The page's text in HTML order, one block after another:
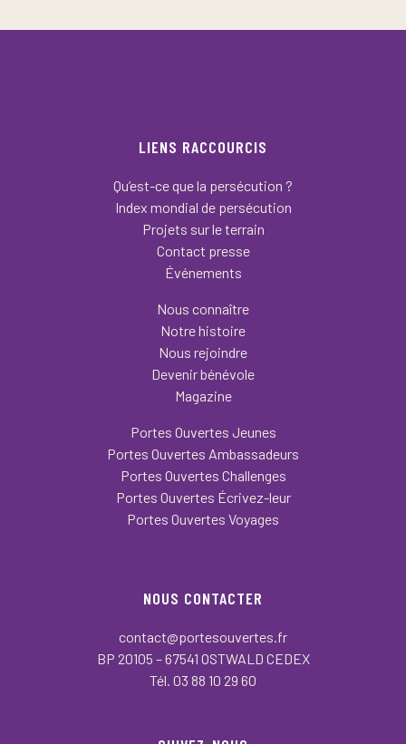
LIENS RACCOURCIS
Qu’est-ce que la persécution ?
Index mondial de persécution
Projets sur le terrain
Contact presse
Événements
Nous connaître
Notre histoire
Nous rejoindre
Devenir bénévole
Magazine
Portes Ouvertes Jeunes
Portes Ouvertes Ambassadeurs
Portes Ouvertes Challenges
Portes Ouvertes Écrivez-leur
Portes Ouvertes Voyages
NOUS CONTACTER
contact@portesouvertes.fr
BP 20105 – 67541 OSTWALD CEDEX
Tél. 03 88 10 29 60